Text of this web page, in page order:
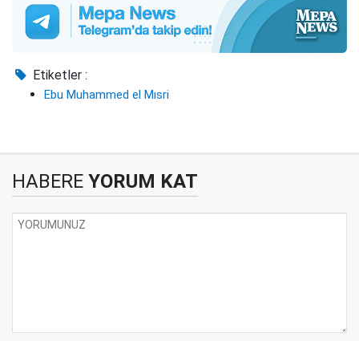
Etiketler :
Ebu Muhammed el Mısri
HABERE YORUM KAT